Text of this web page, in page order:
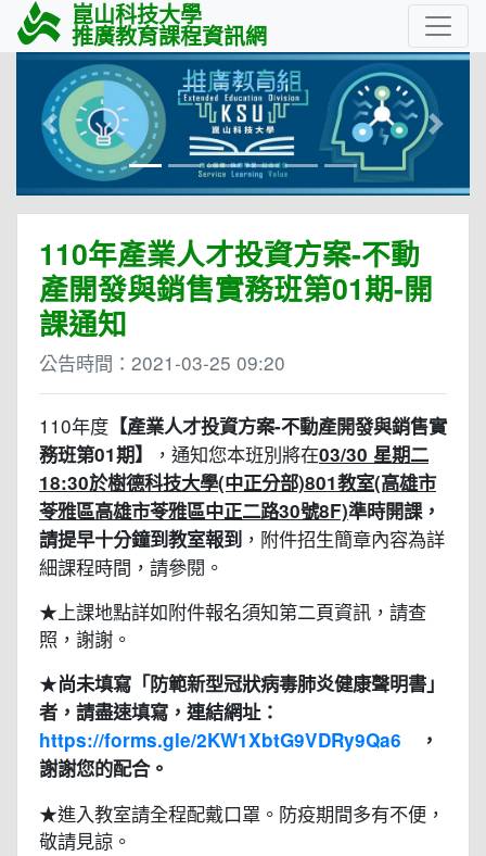
崑山科技大學
推廣教育課程資訊網
Previous Next
110年產業人才投資方案-不動
產開發與銷售實務班第01期-開
課通知
公告時間： 2021-03-25 09:20
110年度 【產業人才投資方案-不動產開發與銷售實
務班第01期】
，通知您本班別將在03/30 星期二
18:30於樹德科技大學(中正分部)801教室(高雄市
苓雅區高雄市苓雅區中正二路30號8F)準時開課，
請提早十分鐘到教室報到 ，附件招生簡章內容為詳
細課程時間，請參閱。
★上課地點詳如附件報名須知第二頁資訊，請查
照，謝謝。
★尚未填寫「防範新型冠狀病毒肺炎健康聲明書」
者，請盡速填寫，連結網址：
https://forms.gle/2KW1XbtG9VDRy9Qa6 ，
謝謝您的配合。
★進入教室請全程配戴口罩。防疫期間多有不便，
敬請見諒。